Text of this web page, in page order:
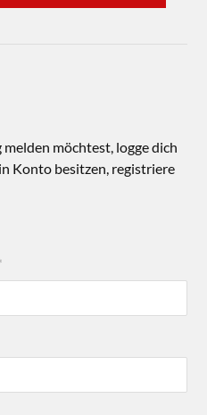
möchtest, logge dich
Konto besitzen, registriere